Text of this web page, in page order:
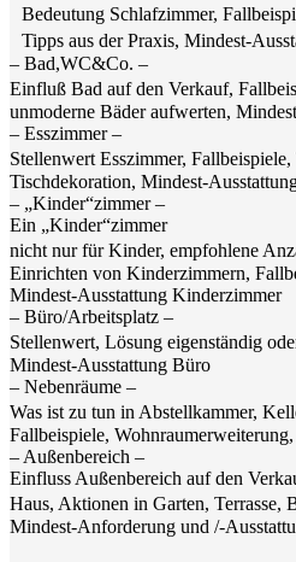
Bedeutung Schlafzimmer,
Tipps aus der Praxis, Mindest-
– Bad,WC&Co. –
Einfluß Bad auf den Verkauf,
unmoderne Bäder aufwerten,
– Esszimmer –
Stellenwert Esszimmer,
Tischdekoration, Mindest-
– „Kinder“zimmer –
Ein „Kinder“zimmer
nicht nur für Kinder, empfohlene
Einrichten von Kinderzimmern,
Mindest-Ausstattung Kinderzimmer
– Büro/Arbeitsplatz –
Stellenwert, Lösung eigenständig
Mindest-Ausstattung Büro
– Nebenräume –
Was ist zu tun in Abstellkammer,
Fallbeispiele,
– Außenbereich –
Einfluss Außenbereich auf den
Haus, Aktionen in Garten, Terrasse,
Mindest-Anforderung und /-